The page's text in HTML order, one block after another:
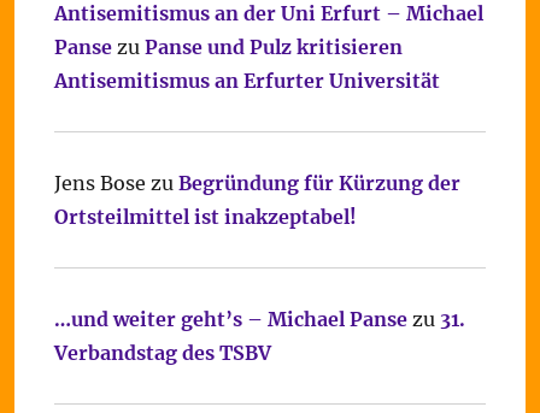
Antisemitismus an der Uni Erfurt – Michael
Pansezu Panse und Pulz kritisieren
Antisemitismus an Erfurter Universität
Jens Bose zu Begründung für Kürzung der
Ortsteilmittel ist inakzeptabel!
…und weiter geht’s – Michael Pansezu 31.
Verbandstag des TSBV